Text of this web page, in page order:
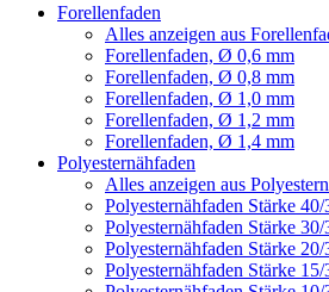
Forellenfaden
Alles anzeigen aus
Forellenfaden, Ø 0,6 mm
Forellenfaden, Ø 0,8 mm
Forellenfaden, Ø 1,0 mm
Forellenfaden, Ø 1,2 mm
Forellenfaden, Ø 1,4 mm
Polyesternähfaden
Alles anzeigen aus
Polyesternähfaden Stärke 40/
Polyesternähfaden Stärke 30/
Polyesternähfaden Stärke 20/
Polyesternähfaden Stärke 15/